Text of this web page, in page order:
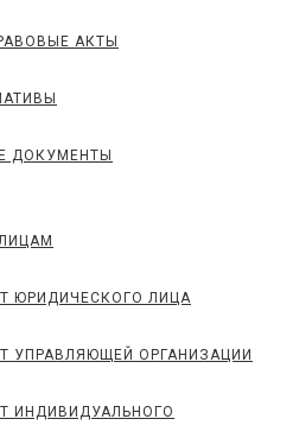
АКТЫ
ДОКУМЕНТЫ
ЮРИДИЧЕСКОГО ЛИЦА
УПРАВЛЯЮЩЕЙ ОРГАНИЗАЦИИ
ИНДИВИДУАЛЬНОГО